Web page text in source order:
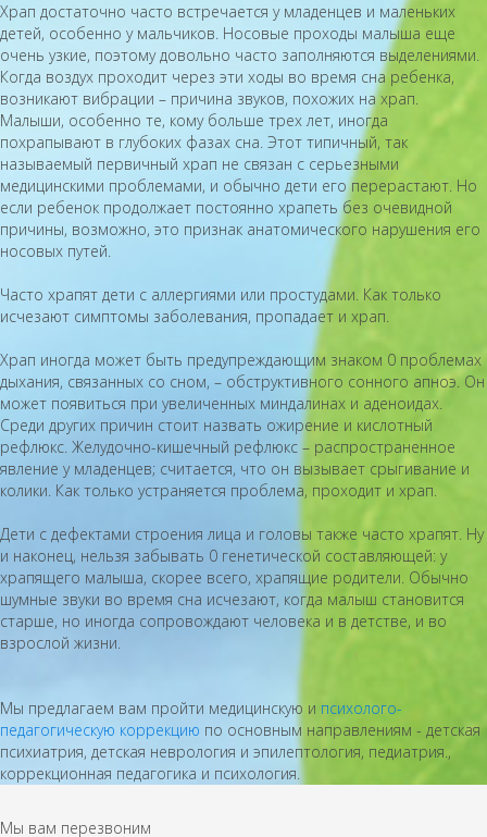
Храп достаточно часто встречается у младенцев и маленьких
детей, особенно у мальчиков. Носовые проходы малыша еще
очень узкие, поэтому довольно часто заполняются выделениями.
Когда воздух проходит через эти ходы во время сна ребенка,
возникают вибрации – причина звуков, похожих на храп.
Малыши, особенно те, кому больше трех лет, иногда
похрапывают в глубоких фазах сна. Этот типичный, так
называемый первичный храп не связан с серьезными
медицинскими проблемами, и обычно дети его перерастают. Но
если ребенок продолжает постоянно храпеть без очевидной
причины, возможно, это признак анатомического нарушения его
носовых путей.
Часто храпят дети с аллергиями или простудами. Как только
исчезают симптомы заболевания, пропадает и храп.
Храп иногда может быть предупреждающим знаком 0 проблемах
дыхания, связанных со сном, – обструктивного сонного апноэ. Он
может появиться при увеличенных миндалинах и аденоидах.
Среди других причин стоит назвать ожирение и кислотный
рефлюкс. Желудочно-кишечный рефлюкс – распространенное
явление у младенцев; считается, что он вызывает срыгивание и
колики. Как только устраняется проблема, проходит и храп.
Дети с дефектами строения лица и головы также часто храпят. Ну
и наконец, нельзя забывать 0 генетической составляющей: у
храпящего малыша, скорее всего, храпящие родители. Обычно
шумные звуки во время сна исчезают, когда малыш становится
старше, но иногда сопровождают человека и в детстве, и во
взрослой жизни.
Мы предлагаем вам пройти медицинскую и психолого-
педагогическую коррекцию по основным направлениям - детская
психиатрия, детская неврология и эпилептология, педиатрия.,
коррекционная педагогика и психология.
Мы вам перезвоним